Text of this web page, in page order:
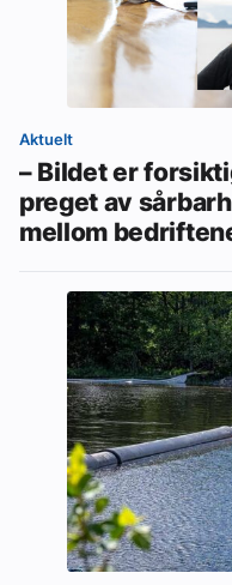
Aktuelt
– Bildet er
preget av
mellom